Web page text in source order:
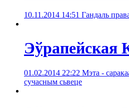
10.11.2014 14:51 Гандаль
Эўрапейская
01.02.2014 22:22 Мэта -
сучасным сьвеце